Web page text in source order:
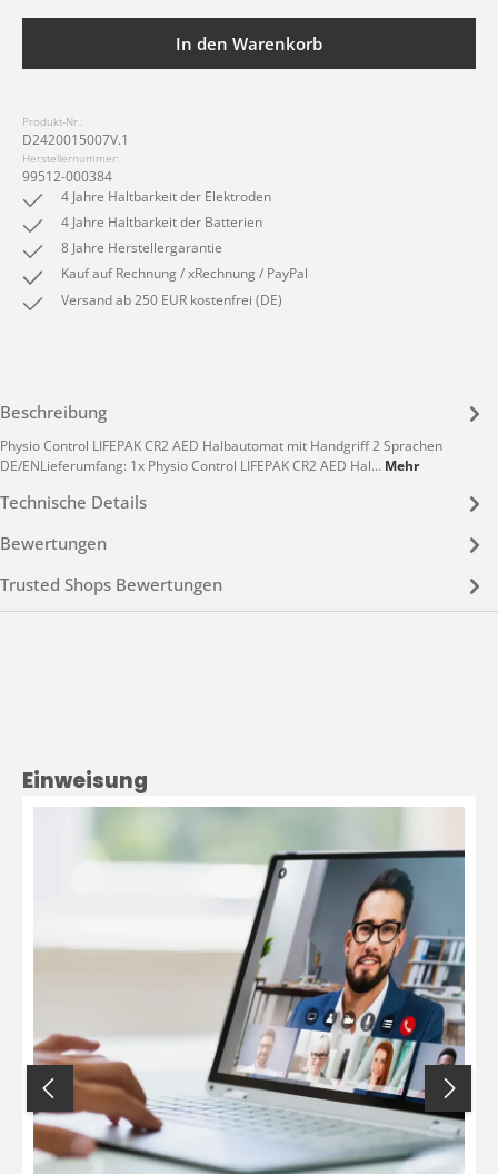
In den Warenkorb
Produkt-Nr.:
D2420015007V.1
Herstellernummer:
99512-000384
4 Jahre Haltbarkeit der Elektroden
4 Jahre Haltbarkeit der Batterien
8 Jahre Herstellergarantie
Kauf auf Rechnung / xRechnung / PayPal
Versand ab 250 EUR kostenfrei (DE)
Beschreibung
Physio Control LIFEPAK CR2 AED Halbautomat mit Handgriff 2 Sprachen
DE/ENLieferumfang: 1x Physio Control LIFEPAK CR2 AED Hal… Mehr
Technische Details
Bewertungen
Trusted Shops Bewertungen
Produktgalerie überspringen
Einweisung